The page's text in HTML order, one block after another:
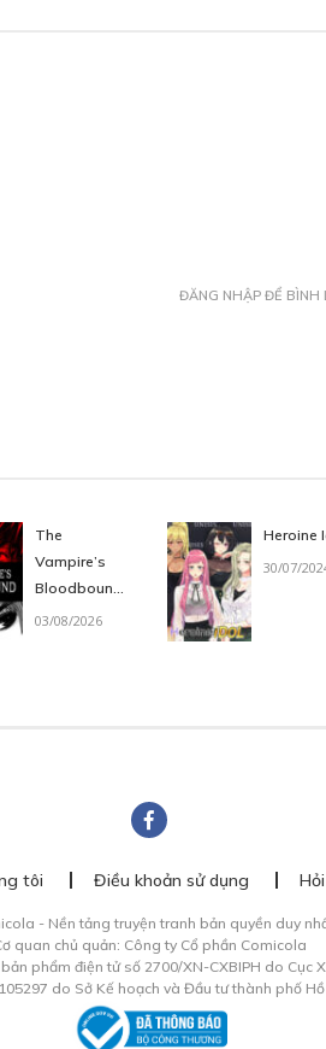
30
ĐĂNG NHẬP ĐỂ BÌNH
The
Vampire’s
Bloodbound
(Huyết Ước)
03/08/2026
Heroine
30/07/
tôi Điều khoản sử dụng
- Nền tảng truyện tranh bản quyền duy
quan chủ quản: Công ty Cổ phần Comicola
phẩm điện tử số 2700/XN-CXBIPH do Cục
do Sở Kế hoạch và Đầu tư thành phố